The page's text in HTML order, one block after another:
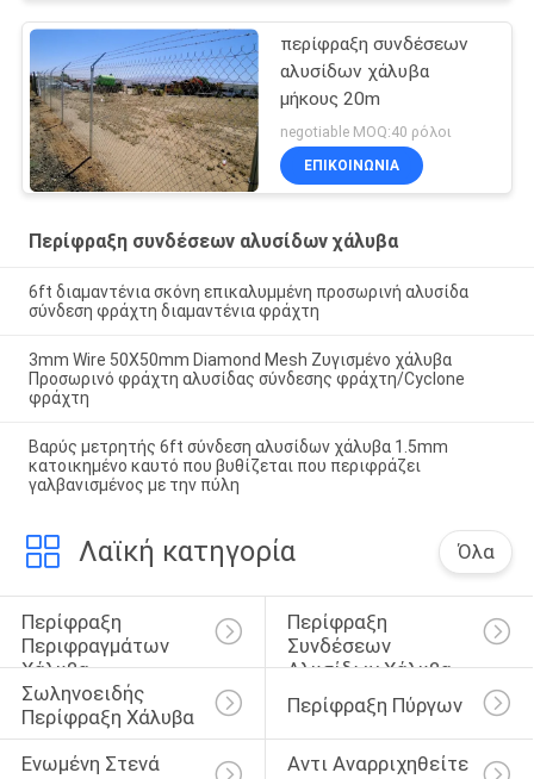
περίφραξη συνδέσεων
αλυσίδων χάλυβα
μήκους 20m
negotiable MOQ:40 ρόλοι
ΕΠΙΚΟΙΝΩΝΙΑ
Περίφραξη συνδέσεων αλυσίδων χάλυβα
6ft διαμαντένια σκόνη επικαλυμμένη προσωρινή αλυσίδα
σύνδεση φράχτη διαμαντένια φράχτη
3mm Wire 50X50mm Diamond Mesh Ζυγισμένο χάλυβα
Προσωρινό φράχτη αλυσίδας σύνδεσης φράχτη/Cyclone
φράχτη
Βαρύς μετρητής 6ft σύνδεση αλυσίδων χάλυβα 1.5mm
κατοικημένο καυτό που βυθίζεται που περιφράζει
γαλβανισμένος με την πύλη
Λαϊκή κατηγορία Όλα
Περίφραξη
Περιφραγμάτων
Χάλυβα
Περίφραξη
Συνδέσεων
Αλυσίδων Χάλυβα
Σωληνοειδής
Περίφραξη Χάλυβα
Περίφραξη Πύργων
Ενωμένη Στενά
Αντι Αναρριχηθείτε